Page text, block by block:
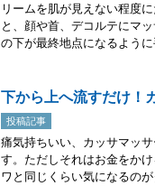
リームを肌が見えない程度
と、顔や首、デコルテにマ
の下が最終地点になるよう
下から上へ流すだけ！
投稿記事
痛気持ちいい、カッサマッ
す。ただしそれはお金をか
ワと同じくらい気になるの